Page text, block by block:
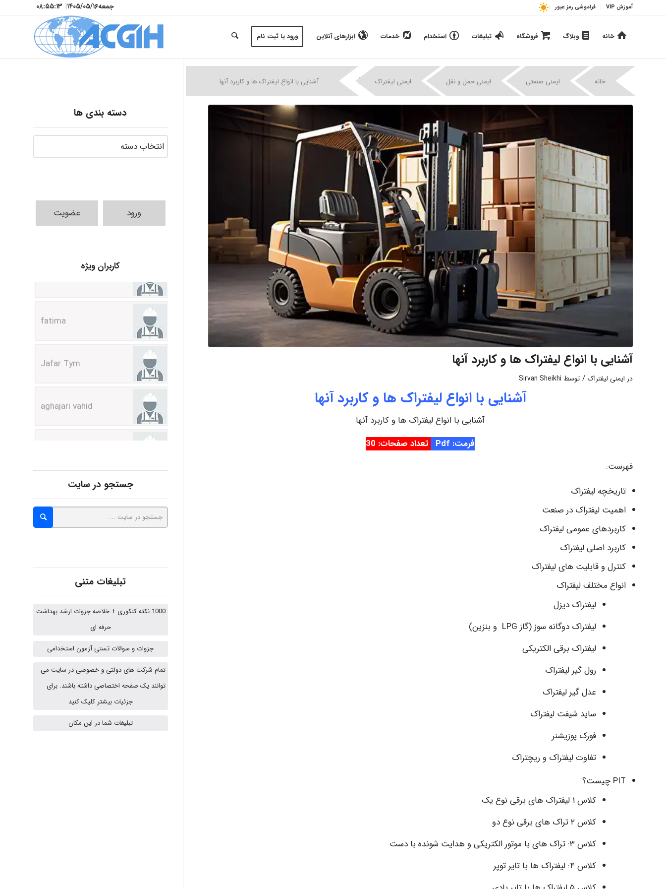
آموزش VIP فراموشی رمز عبور جمعه۱۴۰۵/۰۵/۱۶| ۰۸:۵۵:۱۵
خانه وبلاگ فروشگاه تبلیغات استخدام خدمات ابزارهای آنلاین ورود یا ثبت نام
خانه ایمنی صنعتی | ایمنی حمل و نقل ایمنی لیفتراک آشنایی با انواع لیفتراک ها و کاربرد آنها
آشنایی با انواع لیفتراک ها و کاربرد آنها
در ایمنی لیفتراک / توسط Sirvan Sheikhi
آشنایی با انواع لیفتراک ها و کاربرد آنها
آشنایی با انواع لیفتراک ها و کاربرد آنها
فرمت: Pdf
تعداد صفحات: 30
فهرست:
تاریخچه لیفتراک
اهمیت لیفتراک در صنعت
کاربردهای عمومی لیفتراک
کاربرد اصلی لیفتراک
کنترل و قابلیت های لیفتراک
انواع مختلف لیفتراک
لیفتراک دیزل
لیفتراک دوگانه سوز (گاز LPG و بنزین)
لیفتراک برقی الکتریکی
رول گیر لیفتراک
عدل گیر لیفتراک
ساید شیفت لیفتراک
فورک پوزیشنر
تفاوت لیفتراک و ریچتراک
PIT چیست؟
کلاس ۱ لیفتراک های برقی نوع یک
کلاس ۲ تراک های برقی نوع دو
کلاس ۳: تراک های با موتور الکتریکی و هدایت شونده با دست
کلاس ۴: لیفتراک ها با تایر توپر
دسته بندی ها
ورود عضویت
کاربران ویژه
Jafar Tym
aghajari vahid
Poubakhtiari
hosein abdolvand
جستجو در سایت
تبلیغات متنی
1000 نکته کنکوری + خلاصه جزوات ارشد بهداشت
حرفه ای
جزوات و سوالات تستی آزمون استخدامی
تمام شرکت های دولتی و خصوصی در سایت می
توانند یک صفحه اختصاصی داشته باشند. برای
جزئیات بیشتر کلیک کنید
تبلیغات شما در این مکان